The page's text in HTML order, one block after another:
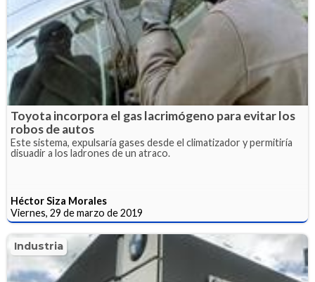
Toyota incorpora el gas lacrimógeno para evitar los
robos de autos
Este sistema, expulsaría gases desde el climatizador y permitiría
disuadir a los ladrones de un atraco.
Héctor Siza Morales
Viernes, 29 de marzo de 2019
Industria